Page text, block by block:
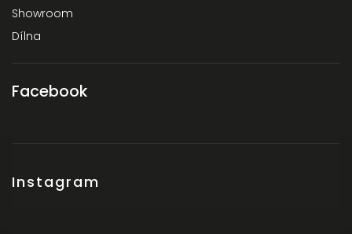
Showroom
Dílna
Facebook
Instagram